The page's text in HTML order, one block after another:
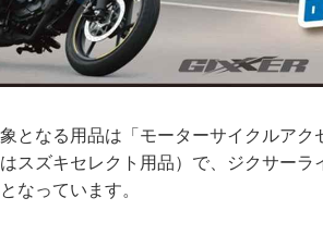
となる用品は「モーターサイクルア
スズキセレクト用品）で、ジクサー
なっています。